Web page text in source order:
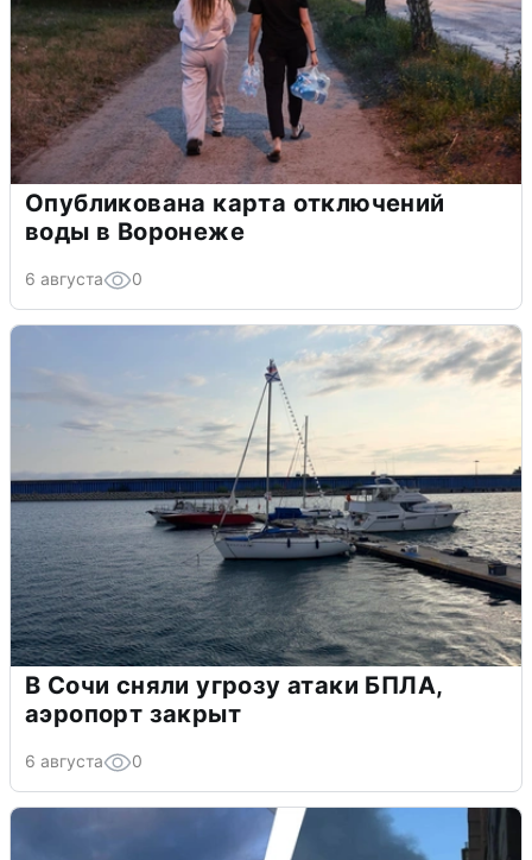
Опубликована карта отключений
воды в Воронеже
6 августа 0
В Сочи сняли угрозу атаки БПЛА,
аэропорт закрыт
6 августа 0